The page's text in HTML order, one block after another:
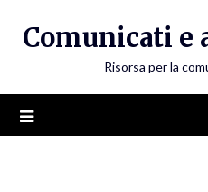
Comunicati
Risorsa per la